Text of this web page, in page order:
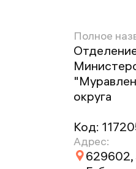
Полное
округа
Код:
Адрес:
629602,